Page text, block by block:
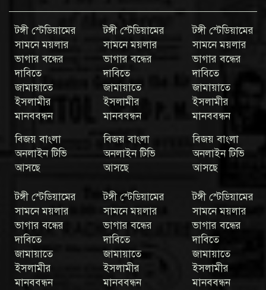
টঙ্গী স্টেডিয়ামের
সামনে ময়লার
ভাগার বন্ধের
দাবিতে
জামায়াতে
ইসলামীর
মানববন্ধন
বিজয় বাংলা
অনলাইন টিভি
আসছে
টঙ্গী স্টেডিয়ামের
সামনে ময়লার
ভাগার বন্ধের
দাবিতে
জামায়াতে
ইসলামীর
মানববন্ধন
বিজয় বাংলা
অনলাইন টিভি
আসছে
টঙ্গী স্টেডিয়ামের
সামনে ময়লার
ভাগার বন্ধের
দাবিতে
জামায়াতে
ইসলামীর
মানববন্ধন
বিজয় বাংলা
অনলাইন টিভি
আসছে
টঙ্গী স্টেডিয়ামের
সামনে ময়লার
ভাগার বন্ধের
দাবিতে
জামায়াতে
ইসলামীর
মানববন্ধন
টঙ্গী স্টেডিয়ামের
সামনে ময়লার
ভাগার বন্ধের
দাবিতে
জামায়াতে
ইসলামীর
মানববন্ধন
টঙ্গী স্টেডিয়ামের
সামনে ময়লার
ভাগার বন্ধের
দাবিতে
জামায়াতে
ইসলামীর
মানববন্ধন